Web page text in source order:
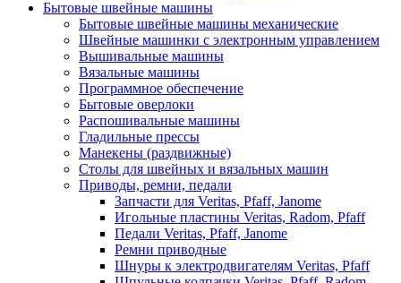
Бытовые швейные машины
Бытовые швейные машины механические
Швейные машинки с электронным управлением
Вышивальные машины
Вязальные машины
Программное обеспечение
Бытовые оверлоки
Распошивальные машины
Гладильные прессы
Манекены (раздвижные)
Столы для швейных и вязальных машин
Приводы, ремни, педали
Запчасти для Veritas, Pfaff, Janome
Игольные пластины Veritas, Radom, Pfaff
Педали Veritas, Pfaff, Janome
Ремни приводные
Шнуры к электродвигателям Veritas, Pfaff